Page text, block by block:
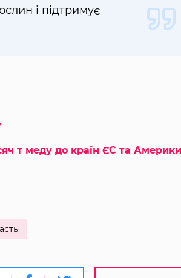
і підтримує
т меду до країн ЄС та Америки